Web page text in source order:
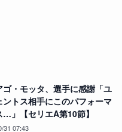
ゴ・モッタ、選手に感謝「ユ
ントス相手にこのパフォーマ
…」【セリエA第10節】
31 07:43